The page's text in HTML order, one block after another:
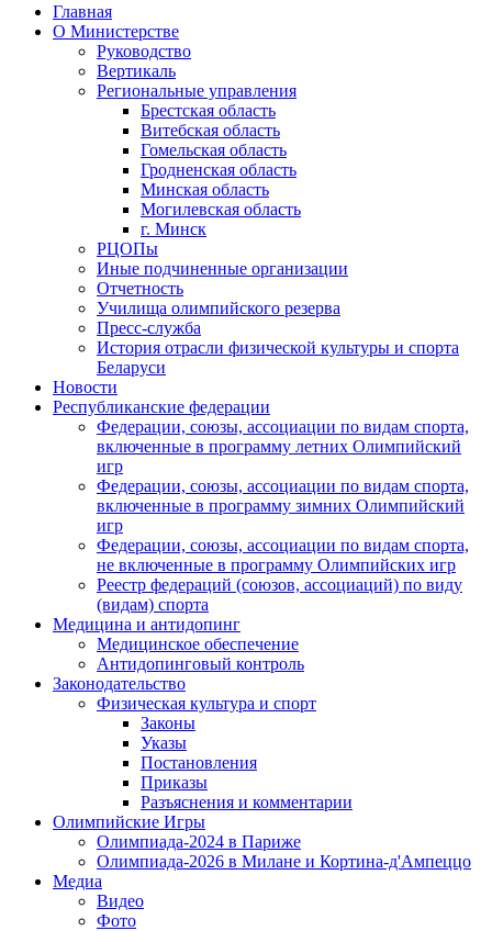
Главная
О Министерстве
Руководство
Вертикаль
Региональные управления
Брестская область
Витебская область
Гомельская область
Гродненская область
Минская область
Могилевская область
г. Минск
РЦОПы
Иные подчиненные организации
Отчетность
Училища олимпийского резерва
Пресс-служба
История отрасли физической культуры и спорта
Беларуси
Новости
Республиканские федерации
Федерации, союзы, ассоциации по видам спорта,
включенные в программу летних Олимпийский
игр
Федерации, союзы, ассоциации по видам спорта,
включенные в программу зимних Олимпийский
игр
Федерации, союзы, ассоциации по видам спорта,
не включенные в программу Олимпийских игр
Реестр федераций (союзов, ассоциаций) по виду
(видам) спорта
Медицина и антидопинг
Медицинское обеспечение
Антидопинговый контроль
Законодательство
Физическая культура и спорт
Законы
Указы
Постановления
Приказы
Разъяснения и комментарии
Олимпийские Игры
Олимпиада-2024 в Париже
Олимпиада-2026 в Милане и Кортина-д'Ампеццо
Медиа
Видео
Фото